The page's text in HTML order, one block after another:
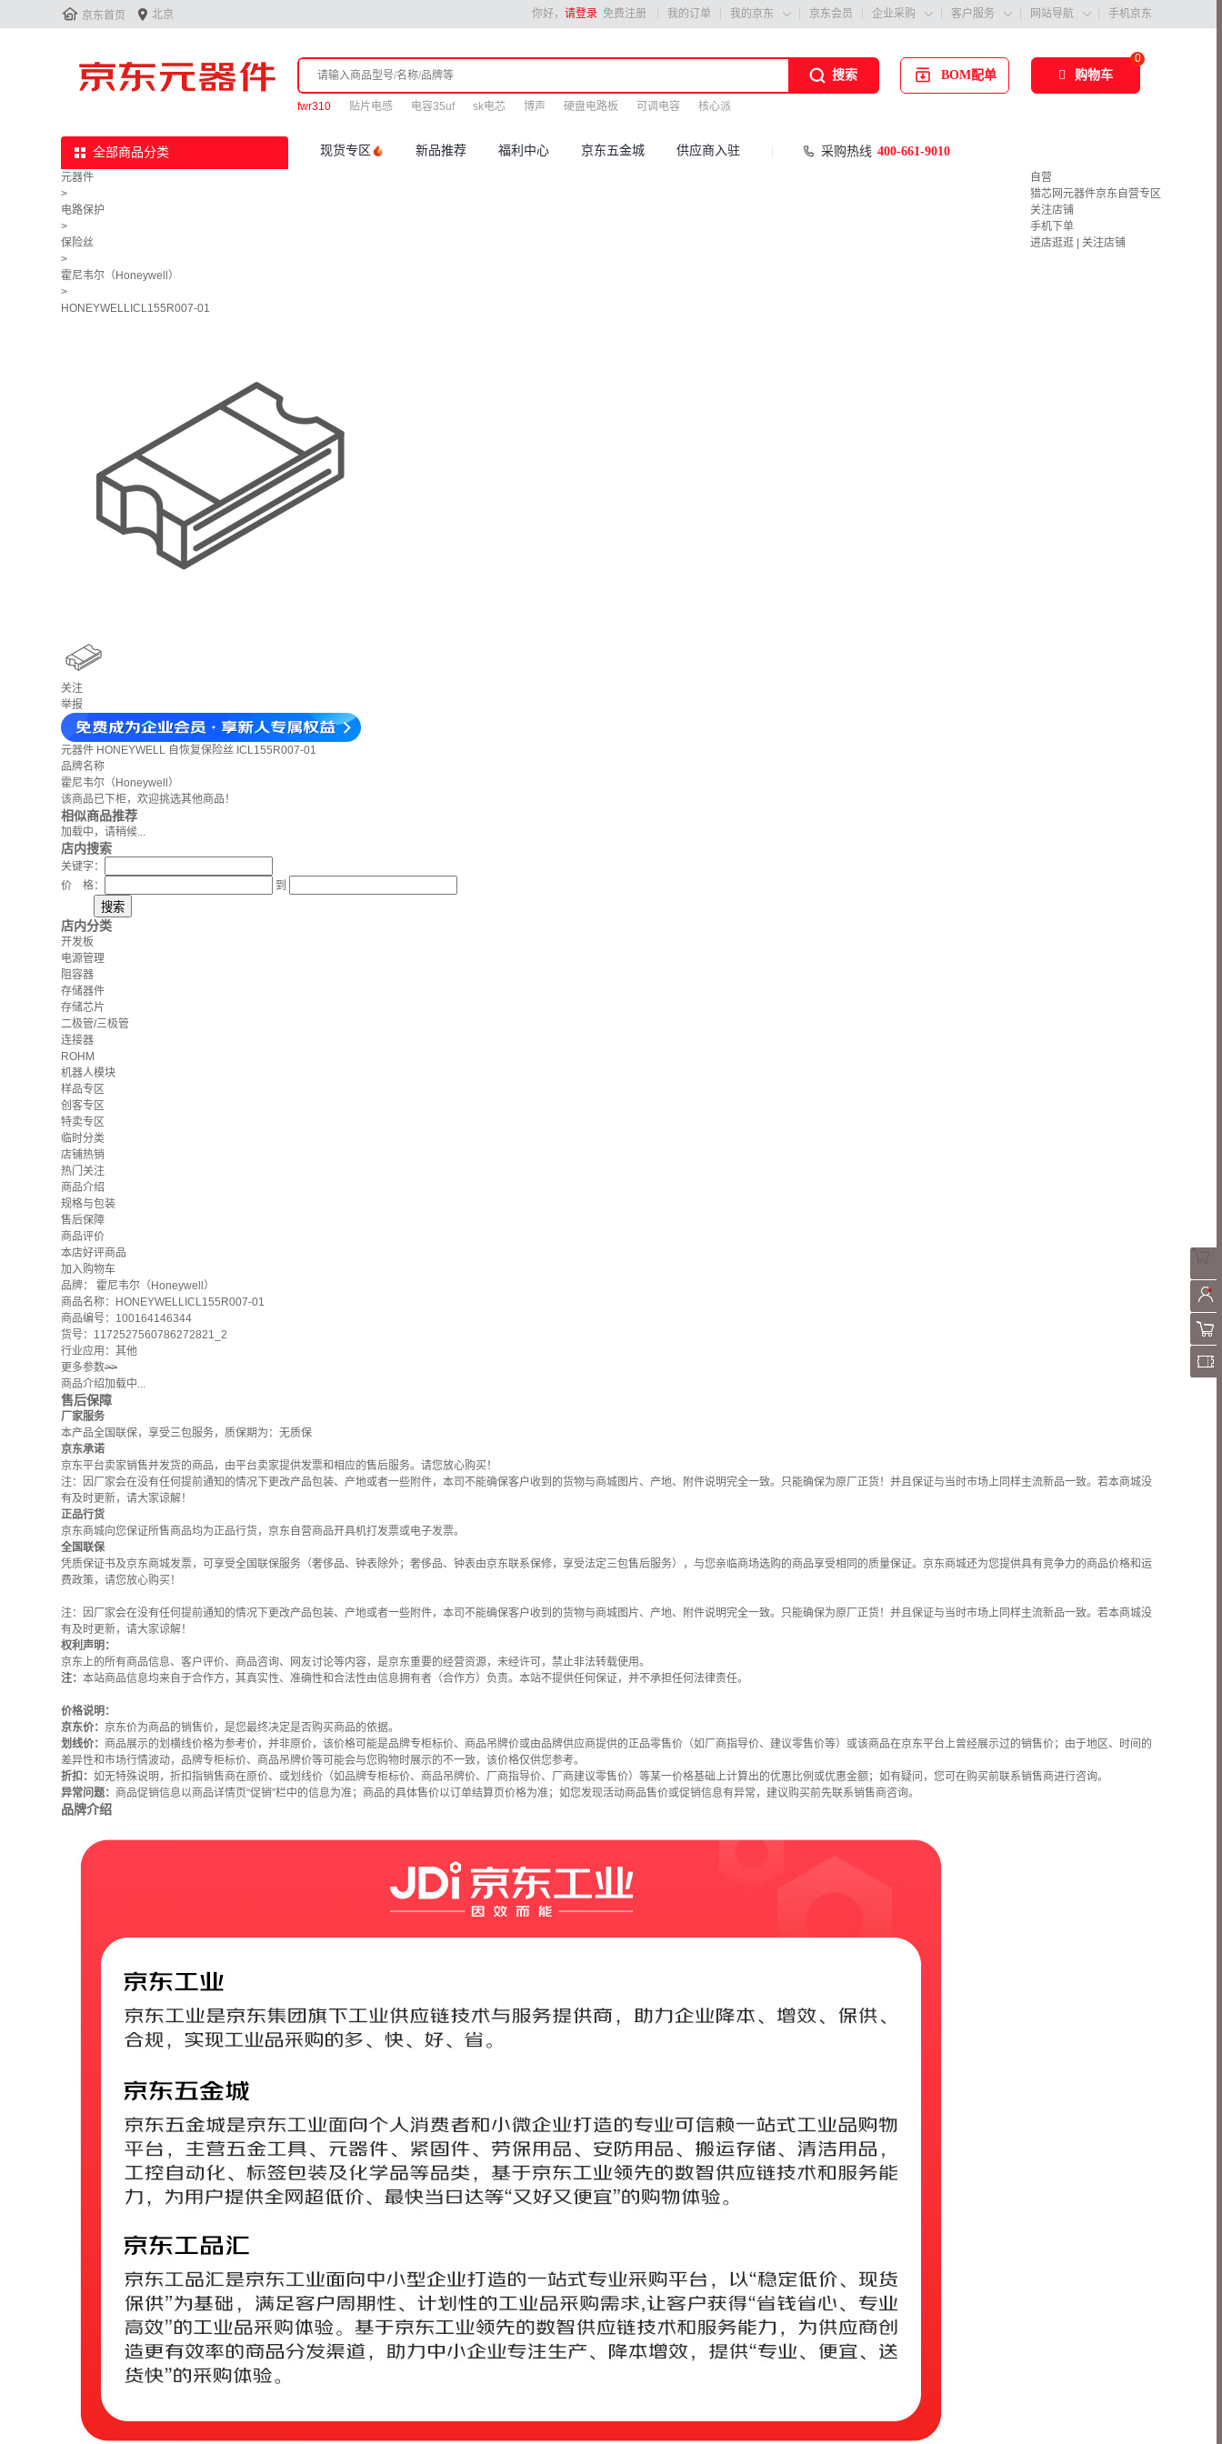
 京东首页  北京 你好， 请登录 免费注册 我的订单 我的京东  京东会员 企业采购  客户服务  网站导航  手机京东
搜索
fwr310 贴片电感 电容35uf sk电芯 博声 硬盘电路板 可调电容 核心派
BOM配单
0
购物车
全部商品分类 现货专区 新品推荐 福利中心 京东五金城 供应商入驻 采购热线 400-661-9010
元器件
>
电路保护
>
保险丝
>
霍尼韦尔（Honeywell）
>
HONEYWELLICL155R007-01
自营
猎芯网元器件京东自营专区
关注店铺
手机下单
进店逛逛
关注店铺
关注
举报
元器件 HONEYWELL 自恢复保险丝 ICL155R007-01
品牌名称
霍尼韦尔（Honeywell）
该商品已下柜，欢迎挑选其他商品！
相似商品推荐
加载中，请稍候...
店内搜索
关键字：
价 格：
到
店内分类
开发板
电源管理
阻容器
存储器件
存储芯片
二极管/三极管
连接器
ROHM
机器人模块
样品专区
创客专区
特卖专区
临时分类
店铺热销
热门关注
商品介绍
规格与包装
售后保障
商品评价
本店好评商品
加入购物车
品牌： 霍尼韦尔（Honeywell）
商品名称：HONEYWELLICL155R007-01
商品编号：100164146344
货号：1172527560786272821_2
行业应用：其他
更多参数>>
商品介绍加载中...
售后保障
厂家服务
本产品全国联保，享受三包服务，质保期为：无质保
京东承诺
京东平台卖家销售并发货的商品，由平台卖家提供发票和相应的售后服务。请您放心购买！
注：因厂家会在没有任何提前通知的情况下更改产品包装、产地或者一些附件，本司不能确保客户收到的货物与商城图片、产地、附件说明完全一致。只能确保为原厂正货！并且保证与当时市场上同样主流新品一致。若本商城没
有及时更新，请大家谅解！
正品行货
京东商城向您保证所售商品均为正品行货，京东自营商品开具机打发票或电子发票。
全国联保
凭质保证书及京东商城发票，可享受全国联保服务（奢侈品、钟表除外；奢侈品、钟表由京东联系保修，享受法定三包售后服务），与您亲临商场选购的商品享受相同的质量保证。京东商城还为您提供具有竞争力的商品价格和运
费政策，请您放心购买！
注：因厂家会在没有任何提前通知的情况下更改产品包装、产地或者一些附件，本司不能确保客户收到的货物与商城图片、产地、附件说明完全一致。只能确保为原厂正货！并且保证与当时市场上同样主流新品一致。若本商城没
有及时更新，请大家谅解！
权利声明：
京东上的所有商品信息、客户评价、商品咨询、网友讨论等内容，是京东重要的经营资源，未经许可，禁止非法转载使用。
注： 本站商品信息均来自于合作方，其真实性、准确性和合法性由信息拥有者（合作方）负责。本站不提供任何保证，并不承担任何法律责任。
价格说明：
京东价： 京东价为商品的销售价，是您最终决定是否购买商品的依据。
划线价： 商品展示的划横线价格为参考价，并非原价，该价格可能是品牌专柜标价、商品吊牌价或由品牌供应商提供的正品零售价（如厂商指导价、建议零售价等）或该商品在京东平台上曾经展示过的销售价；由于地区、时间的
差异性和市场行情波动，品牌专柜标价、商品吊牌价等可能会与您购物时展示的不一致，该价格仅供您参考。
折扣： 如无特殊说明，折扣指销售商在原价、或划线价（如品牌专柜标价、商品吊牌价、厂商指导价、厂商建议零售价）等某一价格基础上计算出的优惠比例或优惠金额；如有疑问，您可在购买前联系销售商进行咨询。
异常问题： 商品促销信息以商品详情页“促销”栏中的信息为准；商品的具体售价以订单结算页价格为准；如您发现活动商品售价或促销信息有异常，建议购买前先联系销售商咨询。
品牌介绍